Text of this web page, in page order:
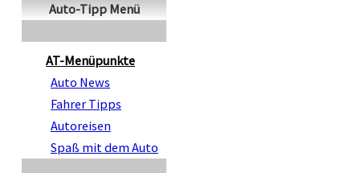
Auto-Tipp Menü
AT-Menüpunkte
Auto News
Fahrer Tipps
Autoreisen
Spaß mit dem Auto